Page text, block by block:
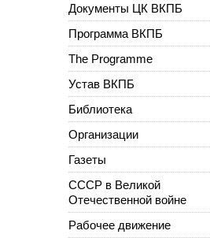
Документы ЦК ВКПБ
Программа ВКПБ
The Programme
Устав ВКПБ
Библиотека
Организации
Газеты
СССР в Великой
Отечественной войне
Рабочее движение